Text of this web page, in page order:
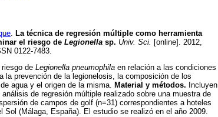
. La técnica de regresión múltiple como herramienta
el riesgo de Legionella sp. Univ. Sci. [online]. 2012,
0122-7483.
riesgo de Legionella pneumophila en relación a las condiciones
la prevención de la legionelosis, la composición de los
agua y el origen de la misma. Material y métodos. Incluyen
de regresión múltiple realizado sobre una muestra de
de campos de golf (n=31) correspondientes a hoteles
Sol (Málaga, España). El estudio se realizó en el año 2009.